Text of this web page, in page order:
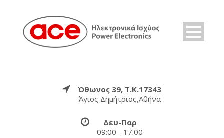
Όθωνος 39, Τ.Κ.17343
Άγιος Δημήτριος,Αθήνα
Δευ-Παρ
09:00 - 17:00